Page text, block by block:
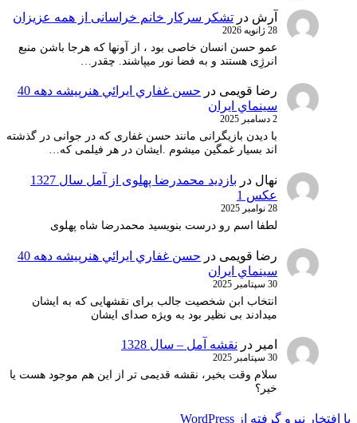
آرش در تشکر سرکار خانم خراسانی از همه عزیزان
28 ژانویه 2026
عمو حسن انسان خاصی بود ، از آونها که هرجا باشن منبع
انرژِی هستند و به فضا نور میپاشند. چقدر…
رضا قویمی در
حسن غفاري ايرائي هنرپيشه دهه 40
سينماي ايران
2 دسامبر 2025
با دیدن بازیگرانی مانند حسن غفاری که در جوانی در گذشته
اند بسیار غمگین میشوم .ایشان در هر فیلمی که…
نهال در
بازدید محمدرضا پهلوی از آمل سال 1327
عکس 1
28 نوامبر 2025
لطفا اسم رو درست بنویسید محمدرضا شاه پهلوی
رضا قویمی در
حسن غفاري ايرائي هنرپيشه دهه 40
سينماي ايران
30 سپتامبر 2025
انتخاب ابن شخصیت جالب برای نقشهایی که به ایشان
میدادند بی نظیر بود به ویژه صدای ایشان
امیر در نقشه آمل – سال 1328
30 سپتامبر 2025
سلام وقت بخیر، نقشه قدیمی تر از این هم موجود هست یا
خیر؟
با افتخار نیرو گرفته از WordPress